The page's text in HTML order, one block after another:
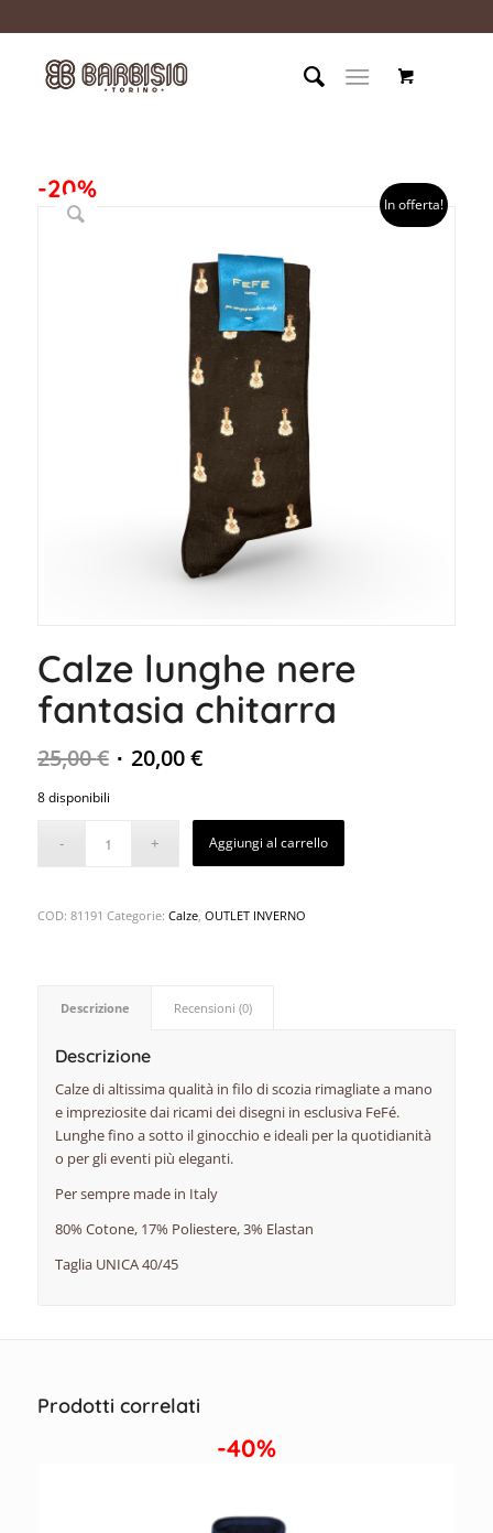
-20%
In offerta!
Calze lunghe nere
fantasia chitarra
25,00€ 20,00€
8 disponibili
Aggiungi al carrello
COD: 81191 Categorie: Calze, OUTLET INVERNO
Descrizione Recensioni (0)
Descrizione
Calze di altissima qualità in filo di scozia rimagliate a mano
e impreziosite dai ricami dei disegni in esclusiva FeFé.
Lunghe fino a sotto il ginocchio e ideali per la quotidianità
o per gli eventi più eleganti.
Per sempre made in Italy
80% Cotone, 17% Poliestere, 3% Elastan
Taglia UNICA 40/45
Prodotti correlati
-40%